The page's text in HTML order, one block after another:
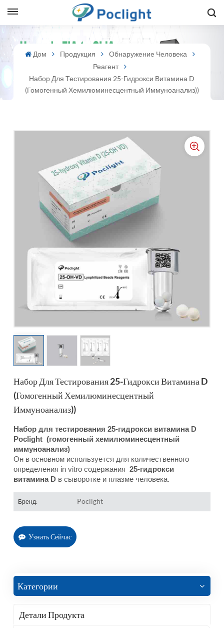
Дом Продукция
Обнаружение Человека
Реагент
Набор Для Тестирования 25-Гидрокси Витамина D
(гомогенный Хемилюминесцентный Иммуноанализ))
Набор Для Тестирования 25-Гидрокси Витамина D
(гомогенный Хемилюминесцентный
Иммуноанализ))
Набор для тестирования 25-гидрокси витамина D
Poclight (гомогенный хемилюминесцентный
иммуноанализ)
Он в основном используется для количественного
определения in vitro содержания 25-гидрокси
витамина Dв сыворотке и плазме человека.
Бренд: Poclight
Узнать Сейчас
Категории
Детали Продукта